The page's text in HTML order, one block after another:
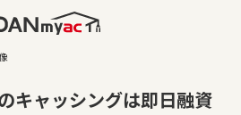
キャッシングは即日融資